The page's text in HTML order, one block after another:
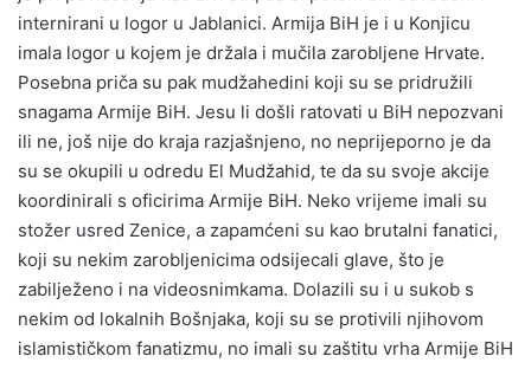
internirani u logor u Jablanici. Armija BiH je i u Konjicu
imala logor u kojem je držala i mučila zarobljene Hrvate.
Posebna priča su pak mudžahedini koji su se pridružili
snagama Armije BiH. Jesu li došli ratovati u BiH nepozvani
ili ne, još nije do kraja razjašnjeno, no neprijeporno je da
su se okupili u odredu El Mudžahid, te da su svoje akcije
koordinirali s oficirima Armije BiH. Neko vrijeme imali su
stožer usred Zenice, a zapamćeni su kao brutalni fanatici,
koji su nekim zarobljenicima odsijecali glave, što je
zabilježeno i na videosnimkama. Dolazili su i u sukob s
nekim od lokalnih Bošnjaka, koji su se protivili njihovom
islamističkom fanatizmu, no imali su zaštitu vrha Armije BiH